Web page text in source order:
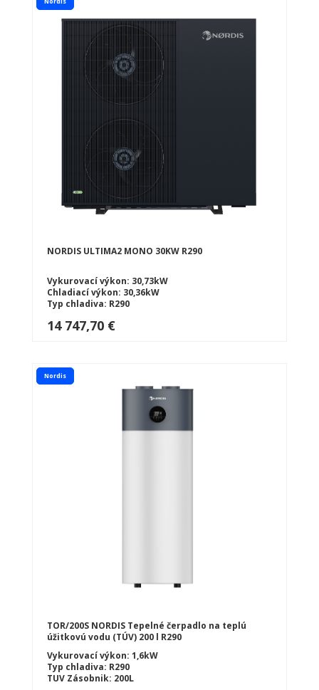
NORDIS ULTIMA2 MONO 30KW R290
Vykurovací výkon: 30,73kW
Chladiací výkon: 30,36kW
Typ chladiva: R290
14 747,70 €
Nordis
TOR/200S NORDIS Tepelné čerpadlo na teplú
úžitkovú vodu (TÚV) 200 l R290
Vykurovací výkon: 1,6kW
Typ chladiva: R290
TUV Zásobnik: 200L